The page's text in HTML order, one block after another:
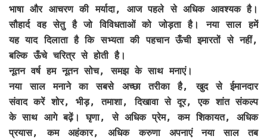
भाषा और आचरण की मर्यादा, आज पहले से अधिक आवश्यक है।
सौहार्द वह सेतु है जो विविधताओं को जोड़ता है। नया साल हमें
यह याद दिलाता है कि सभ्यता की पहचान ऊँची इमारतों से नहीं,
बल्कि ऊँचे चरित्र से होती है।
नूतन वर्ष हम नूतन सोच, समझ के साथ मनाएं।
नया साल मनाने का सबसे अच्छा तरीका है, खुद से ईमानदार
संवाद करें शोर, भीड़, तमाशा, दिखावा से दूर, एक शांत संकल्प
के साथ आगे बढ़ें। घृणा, से अधिक प्रेम, कम शिकायत, अधिक
प्रयास, कम अहंकार, अधिक करुणा अपनाएं नया साल तब